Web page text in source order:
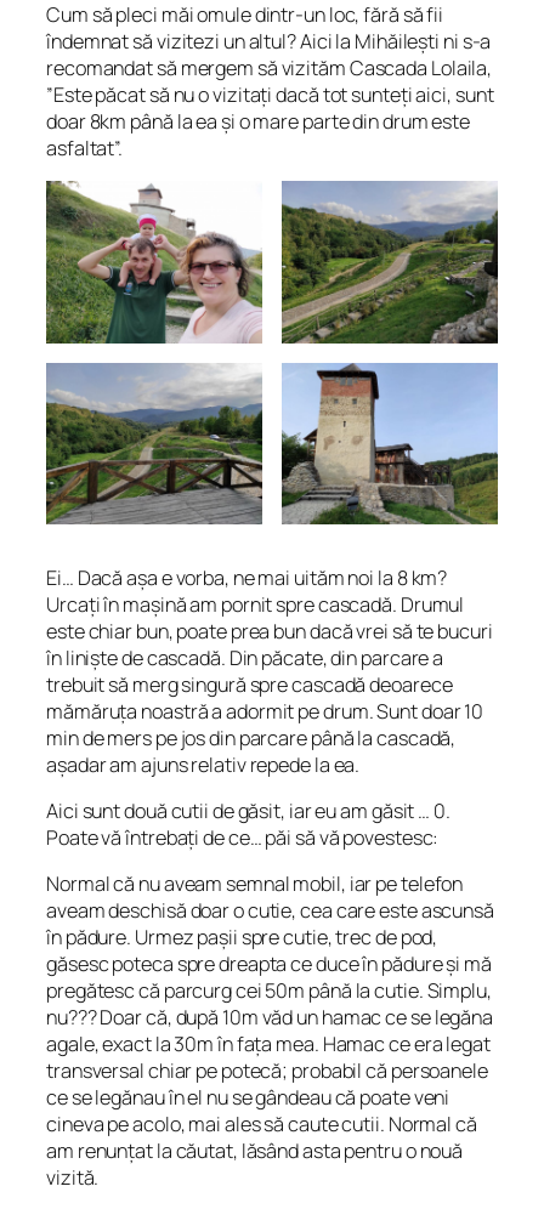
Cum să pleci măi omule dintr-un loc, fără să fii
îndemnat să vizitezi un altul? Aici la Mihăilești ni s-a
recomandat să mergem să vizităm Cascada Lolaila,
”Este păcat să nu o vizitați dacă tot sunteți aici, sunt
doar 8km până la ea și o mare parte din drum este
asfaltat”.
Ei… Dacă așa e vorba, ne mai uităm noi la 8 km?
Urcați în mașină am pornit spre cascadă. Drumul
este chiar bun, poate prea bun dacă vrei să te bucuri
în liniște de cascadă. Din păcate, din parcare a
trebuit să merg singură spre cascadă deoarece
mămăruța noastră a adormit pe drum. Sunt doar 10
min de mers pe jos din parcare până la cascadă,
așadar am ajuns relativ repede la ea.
Aici sunt două cutii de găsit, iar eu am găsit … 0.
Poate vă întrebați de ce… păi să vă povestesc:
Normal că nu aveam semnal mobil, iar pe telefon
aveam deschisă doar o cutie, cea care este ascunsă
în pădure. Urmez pașii spre cutie, trec de pod,
găsesc poteca spre dreapta ce duce în pădure și mă
pregătesc că parcurg cei 50m până la cutie. Simplu,
nu??? Doar că, după 10m văd un hamac ce se legăna
agale, exact la 30m în fața mea. Hamac ce era legat
transversal chiar pe potecă; probabil că persoanele
ce se legănau în el nu se gândeau că poate veni
cineva pe acolo, mai ales să caute cutii. Normal că
am renunțat la căutat, lăsând asta pentru o nouă
vizită.